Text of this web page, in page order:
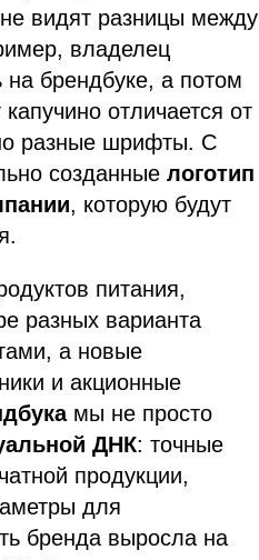
видят разницы между
владелец
брендбуке, а потом
отличается от
разные шрифты. С
созданные логотип
, которую будут
питания,
разных варианта
а новые
и акционные
мы не просто
ДНК: точные
продукции,
для
бренда выросла на